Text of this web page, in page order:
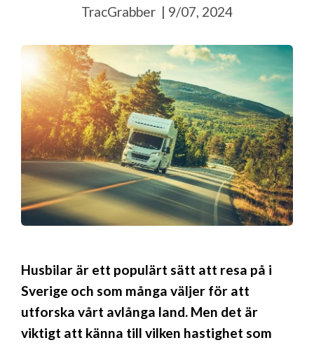
TracGrabber | 9/07, 2024
Husbilar är ett populärt sätt att resa på i
Sverige och som många väljer för att
utforska vårt avlånga land. Men det är
viktigt att känna till vilken hastighet som